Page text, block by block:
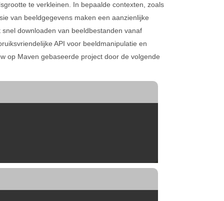
te verkleinen. In bepaalde contexten, zoals
van beeldgegevens maken een aanzienlijke
downloaden van beeldbestanden vanaf
API voor beeldmanipulatie en
op Maven gebaseerde project door de volgende